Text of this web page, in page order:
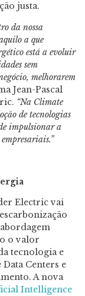
justa.
da nossa
a que
está a evoluir
sem
melhorarem
Jean-Pascal
“Na Climate
de tecnologias
impulsionar a
Electric vai
o valor
tecnologia e
Centers e
A nova
Intelligence